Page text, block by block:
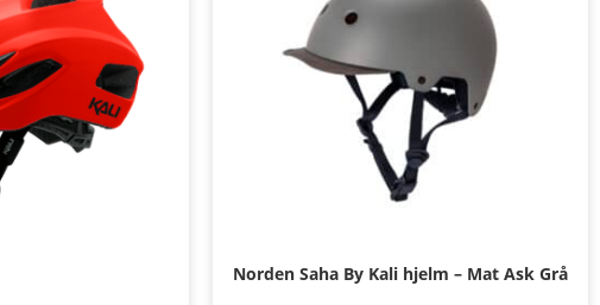
Norden Saha By Kali hjelm – Mat Ask Grå